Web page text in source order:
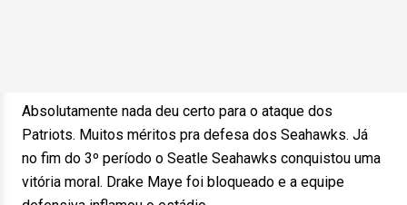
Absolutamente nada deu certo para o ataque dos
Patriots. Muitos méritos pra defesa dos Seahawks. Já
no fim do 3º período o Seatle Seahawks conquistou uma
vitória moral. Drake Maye foi bloqueado e a equipe